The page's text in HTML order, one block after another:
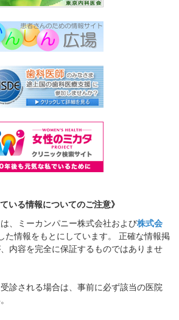
ている情報についてのご注意》
、ミーカンパニー株式会社および株式会
た情報をもとにしています。 正確な情報掲
内容を完全に保証するものではありませ
診される場合は、事前に必ず該当の医院